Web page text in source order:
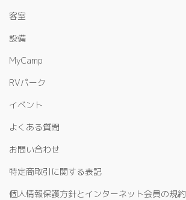
客室
設備
MyCamp
RVパーク
イベント
よくある質問
お問い合わせ
特定商取引に関する表記
個人情報保護方針とインターネット会員の規約